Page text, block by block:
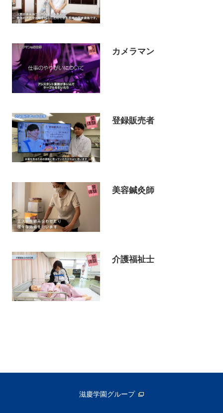
カメラマン
登録販売者
美容鍼灸師
介護福祉士
滋慶学園グループ